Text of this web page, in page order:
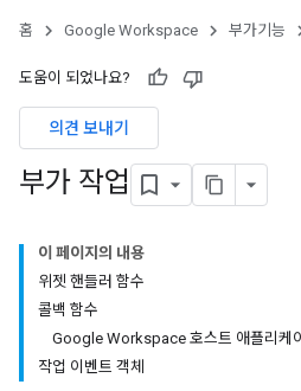
홈 Google Workspace 부가기능
도움이 되었나요?
의견 보내기
부가 작업
이 페이지의 내용
위젯 핸들러 함수
콜백 함수
Google Workspace 호스트 애플리케
작업 이벤트 객체